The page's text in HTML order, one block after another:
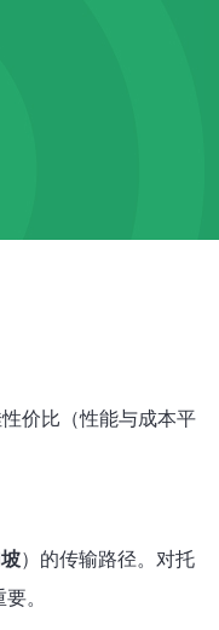
价比（性能与成本平
）的传输路径。对托
。